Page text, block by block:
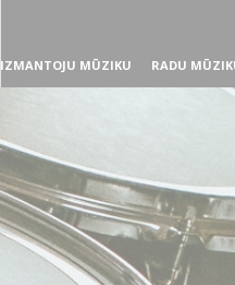
IZMANTOJU MŪZIKU RADU